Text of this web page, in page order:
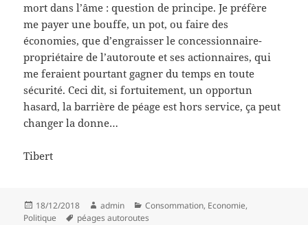
mort dans l’âme : question de principe. Je préfère
me payer une bouffe, un pot, ou faire des
économies, que d’engraisser le concessionnaire-
propriétaire de l’autoroute et ses actionnaires, qui
me feraient pourtant gagner du temps en toute
sécurité. Ceci dit, si fortuitement, un opportun
hasard, la barrière de péage est hors service, ça peut
changer la donne…
Tibert
Posted
on
18/12/2018 Author
admin Categories
Consommation, Economie,
Politique
Tags
péages autoroutes